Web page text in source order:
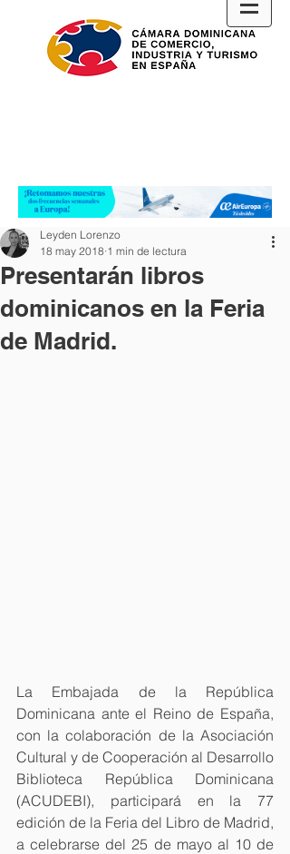
Presentarán libros
dominicanos en la Feria
de Madrid.
Leyden Lorenzo
18 may 2018 1 min de lectura
La Embajada de la República
Dominicana ante el Reino de España,
con la colaboración de la Asociación
Cultural y de Cooperación al Desarrollo
Biblioteca República Dominicana
(ACUDEBI), participará en la 77
edición de la Feria del Libro de Madrid,
a celebrarse del 25 de mayo al 10 de